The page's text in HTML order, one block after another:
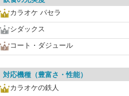
カラオケ パセラ
シダックス
コート・ダジュール
対応機種（豊富さ・性能）
カラオケの鉄人